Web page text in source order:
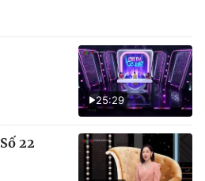
25:29
22